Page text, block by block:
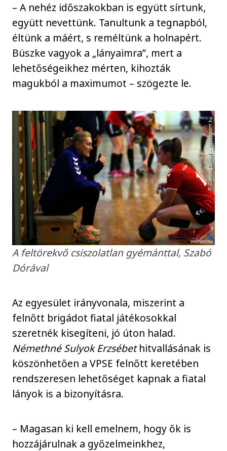
– A nehéz időszakokban is együtt sírtunk,
együtt nevettünk. Tanultunk a tegnapból,
éltünk a máért, s reméltünk a holnapért.
Büszke vagyok a „lányaimra”, mert a
lehetőségeikhez mérten, kihozták
magukból a maximumot – szögezte le.
A feltörekvő csiszolatlan gyémánttal, Szabó
Dórával
Az egyesület irányvonala, miszerint a
felnőtt brigádot fiatal játékosokkal
szeretnék kisegíteni, jó úton halad.
Némethné Sulyok Erzsébethitvallásának is
köszönhetően a VPSE felnőtt keretében
rendszeresen lehetőséget kapnak a fiatal
lányok is a bizonyításra.
– Magasan ki kell emelnem, hogy ők is
hozzájárulnak a győzelmeinkhez,